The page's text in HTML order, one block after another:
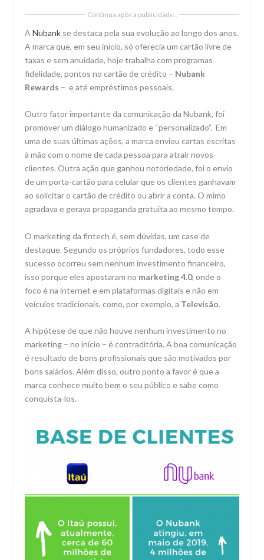
Continua após a publicidade..
ANubank se destaca pela sua evolução ao longo dos anos.
A marca que, em seu início, só oferecia um cartão livre de
taxas e sem anuidade, hoje trabalha com programas
fidelidade, pontos no cartão de crédito – Nubank
Rewards – e até empréstimos pessoais.
Outro fator importante da comunicação da Nubank, foi
promover um diálogo humanizado e “personalizado”. Em
uma de suas últimas ações, a marca enviou cartas escritas
à mão com o nome de cada pessoa para atrair novos
clientes. Outra ação que ganhou notoriedade, foi o envio
de um porta-cartão para celular que os clientes ganhavam
ao solicitar o cartão de crédito ou abrir a conta. O mimo
agradava e gerava propaganda gratuita ao mesmo tempo.
O marketing da fintech é, sem dúvidas, um case de
destaque. Segundo os próprios fundadores, todo esse
sucesso ocorreu sem nenhum investimento financeiro,
isso porque eles apostaram no marketing 4.0, onde o
foco é na internet e em plataformas digitais e não em
veículos tradicionais, como, por exemplo, a Televisão.
A hipótese de que não houve nenhum investimento no
marketing – no início – é contraditória. A boa comunicação
é resultado de bons profissionais que são motivados por
bons salários. Além disso, outro ponto a favor é que a
marca conhece muito bem o seu público e sabe como
conquista-los.